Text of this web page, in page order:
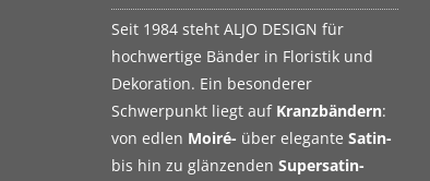
Seit 1984 steht ALJO DESIGN für
hochwertige Bänder in Floristik und
Dekoration. Ein besonderer
Schwerpunkt liegt auf Kranzbändern:
von edlen Moiré- über elegante Satin-
bis hin zu glänzenden Supersatin-